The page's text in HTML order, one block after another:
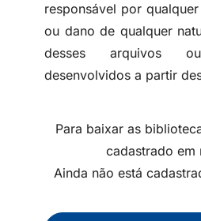
responsável por
ou dano de qualquer
desses arquivos
desenvolvidos a partir
Para baixar as
cadastrado em
Ainda não está